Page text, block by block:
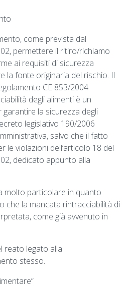
come prevista dal
permettere il ritiro/richiamo
ai requisiti di sicurezza
la fonte originaria del rischio. Il
CE 853/2004
degli alimenti è un
la sicurezza degli
legislativo 190/2006
salvo che il fatto
le violazioni dell’articolo 18 del
dedicato appunto alla
molto particolare in quanto
che la mancata rintracciabilità di
come già avvenuto in
reato legato alla
stesso.